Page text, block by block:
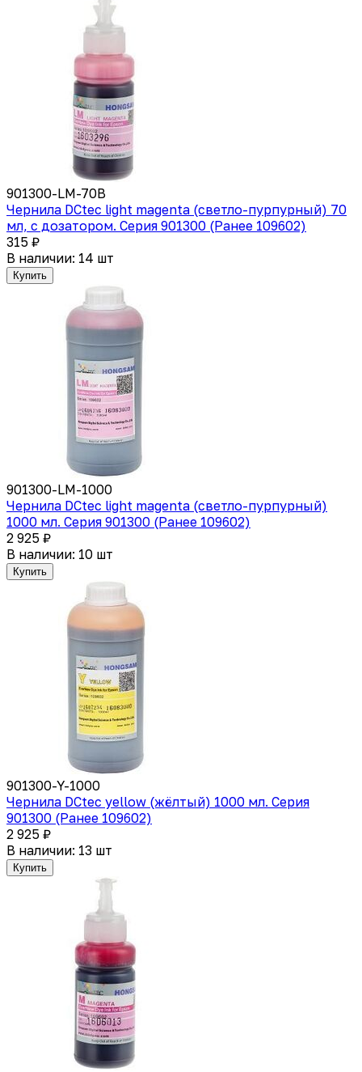
901300-LM-70B
Чернила DCtec light magenta (светло-пурпурный) 70
мл, с дозатором. Серия 901300 (Ранее 109602)
315 ₽
В наличии: 14 шт
Купить
901300-LM-1000
Чернила DCtec light magenta (светло-пурпурный)
1000 мл. Серия 901300 (Ранее 109602)
2 925 ₽
В наличии: 10 шт
Купить
901300-Y-1000
Чернила DCtec yellow (жёлтый) 1000 мл. Серия
901300 (Ранее 109602)
2 925 ₽
В наличии: 13 шт
Купить